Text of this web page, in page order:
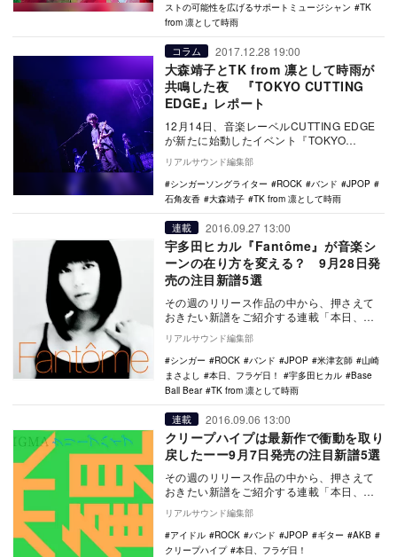
ストの可能性を広げるサポートミュージシャン
TK
from 凛として時雨
コラム 2017.12.28 19:00
大森靖子とTK from 凛として時雨が
共鳴した夜 『TOKYO CUTTING
EDGE』レポート
12月14日、音楽レーベルCUTTING EDGE
が新たに始動したイベント『TOKYO
CUTTING EDGE』のvol.00…
リアルサウンド編集部
シンガーソングライター
ROCK バンド
JPOP
石角友香
大森靖子 TK from 凛として時雨
連載 2016.09.27 13:00
宇多田ヒカル『Fantôme』が音楽シ
ーンの在り方を変える？ 9月28日発
売の注目新譜5選
その週のリリース作品の中から、押さえて
おきたい新譜をご紹介する連載「本日、フ
ラゲ日！」。9月28日リリースからは、 宇
多田ヒカル…
リアルサウンド編集部
シンガー
ROCK バンド JPOP 米津玄師
山崎
まさよし
本日、フラゲ日！ 宇多田ヒカル
Base
Ball Bear
TK from 凛として時雨
連載 2016.09.06 13:00
クリープハイプは最新作で衝動を取り
戻したーー9月7日発売の注目新譜5選
その週のリリース作品の中から、押さえて
おきたい新譜をご紹介する連載「本日、フ
ラゲ日！」。9月7日リリースからは、
HKT48、SH…
リアルサウンド編集部
アイドル
ROCK バンド JPOP ギター
AKB
クリープハイプ
本日、フラゲ日！